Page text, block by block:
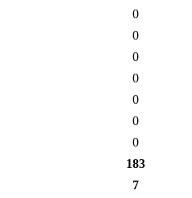
0
0
0
0
0
0
0
183
7